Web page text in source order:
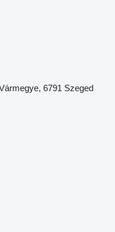
6791 Szeged